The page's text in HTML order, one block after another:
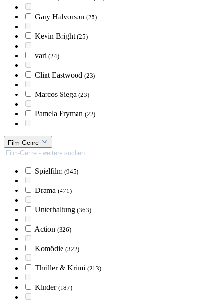
Gary Halvorson (25)
Kevin Bright (25)
vari (24)
Clint Eastwood (23)
Marcos Siega (23)
Pamela Fryman (22)
Film-Genre
Spielfilm (945)
Drama (471)
Unterhaltung (363)
Action (326)
Komödie (322)
Thriller & Krimi (213)
Kinder (187)